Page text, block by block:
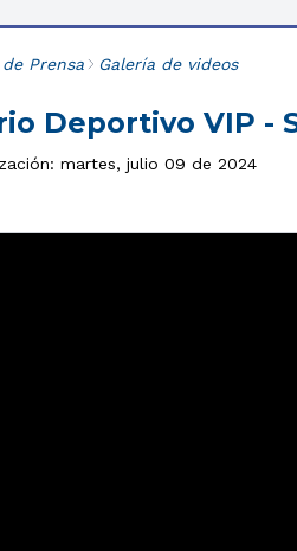
Prensa Galería de videos
Deportivo VIP -
martes, julio 09 de 2024